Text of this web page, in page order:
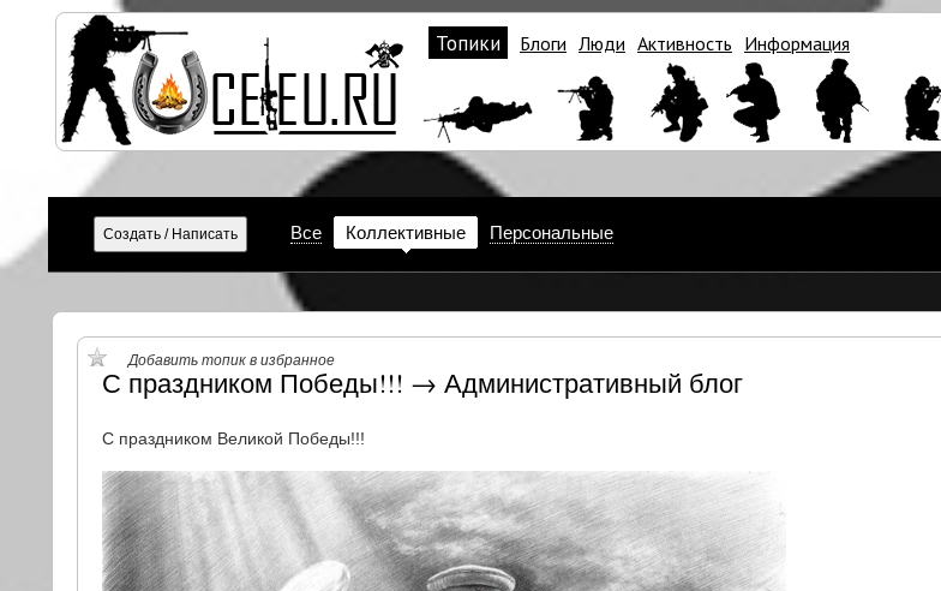
Топики Блоги Люди Активность Информация
Все Коллективные Персональные
Добавить топик в избранное
С праздником Победы!!! → Административный блог
С праздником Великой Победы!!!